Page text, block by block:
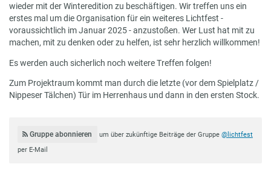
wieder mit der Winteredition zu beschäftigen. Wir treffen uns ein
erstes mal um die Organisation für ein weiteres Lichtfest -
voraussichtlich im Januar 2025 - anzustoßen. Wer Lust hat mit zu
machen, mit zu denken oder zu helfen, ist sehr herzlich willkommen!
Es werden auch sicherlich noch weitere Treffen folgen!
Zum Projektraum kommt man durch die letzte (vor dem Spielplatz /
Nippeser Tälchen) Tür im Herrenhaus und dann in den ersten Stock.
Gruppe abonnieren um über zukünftige Beiträge der Gruppe @lichtfest
per E-Mail